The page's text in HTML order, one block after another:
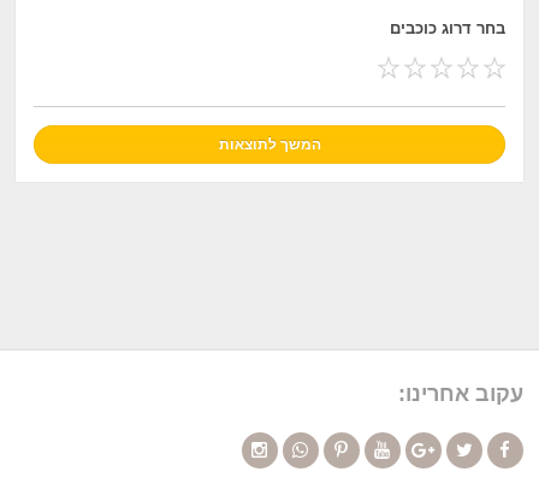
בחר דרוג כוכבים
עקוב אחרינו: